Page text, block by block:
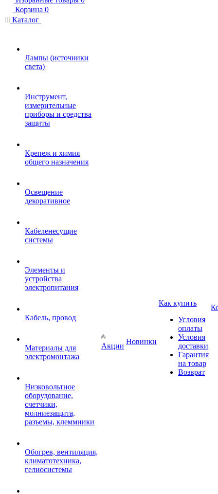
Корзина 0
Каталог
Лампы (источники
света)
Инструмент,
измерительные
приборы и средства
защиты
Крепеж и химия
общего назначения
Освещение
декоративное
Кабеленесущие
системы
Элементы и
устройства
электропитания
Кабель, провод
Материалы для
электромонтажа
Низковольтное
оборудование,
счетчики,
молниезащита,
разъемы, клеммники
Обогрев, вентиляция,
климатотехника,
гелиосистемы
Акции
Новинки
Как купить
Условия
оплаты
Условия
доставки
Гарантия
на товар
Возврат